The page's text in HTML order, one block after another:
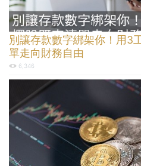
別讓存款數字綁架你！用3
單走向財務自由
6,346